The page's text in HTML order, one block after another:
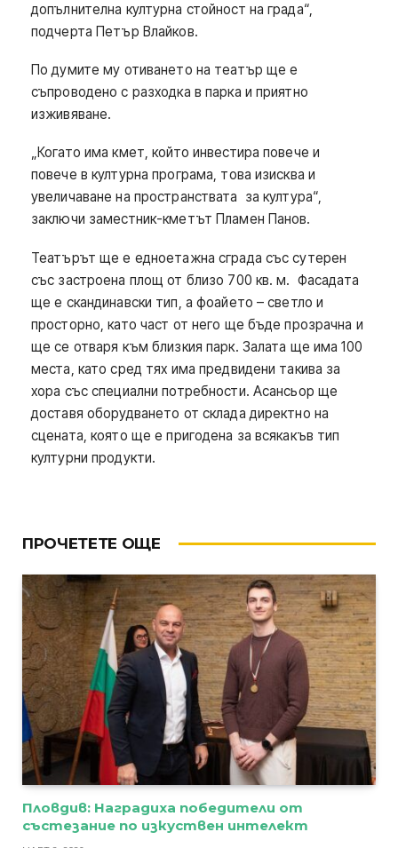
допълнителна културна стойност на града“,
подчерта Петър Влайков.
По думите му отиването на театър ще е
съпроводено с разходка в парка и приятно
изживяване.
„Когато има кмет, който инвестира повече и
повече в културна програма, това изисква и
увеличаване на пространствата за култура“,
заключи заместник-кметът Пламен Панов.
Театърът ще е едноетажна сграда със сутерен
със застроена площ от близо 700 кв. м. Фасадата
ще е скандинавски тип, а фоайето – светло и
просторно, като част от него ще бъде прозрачна и
ще се отваря към близкия парк. Залата ще има 100
места, като сред тях има предвидени такива за
хора със специални потребности. Асансьор ще
доставя оборудването от склада директно на
сцената, която ще е пригодена за всякакъв тип
културни продукти.
ПРОЧЕТЕТЕ ОЩЕ
Пловдив: Наградиха победители от
състезание по изкуствен интелект